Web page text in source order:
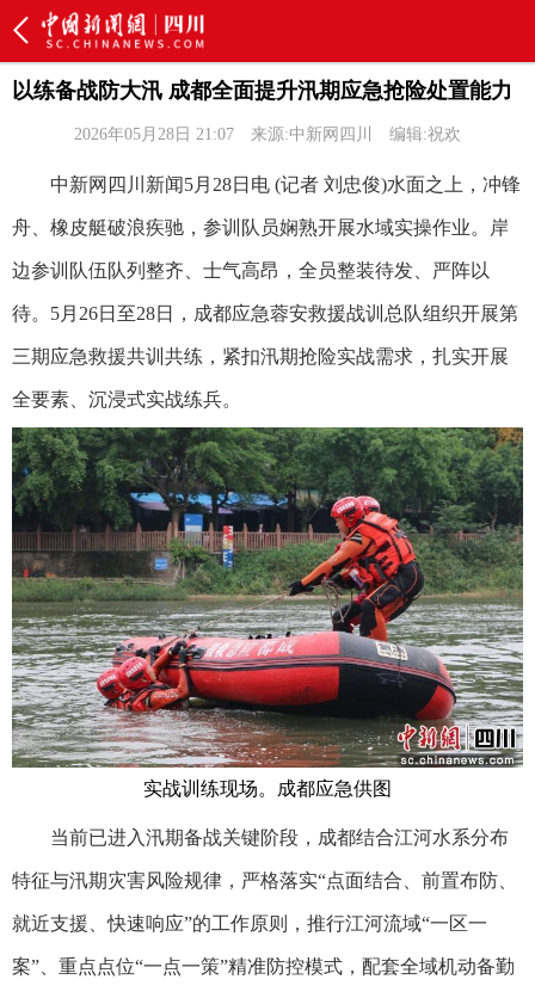
以练备战防大汛 成都全面提升汛期应急抢险处置能力
2026年05月28日 21:07 来源:中新网四川 编辑:祝欢
中新网四川新闻5月28日电 (记者 刘忠俊)水面之上，冲锋
舟、橡皮艇破浪疾驰，参训队员娴熟开展水域实操作业。岸
边参训队伍队列整齐、士气高昂，全员整装待发、严阵以
待。5月26日至28日，成都应急蓉安救援战训总队组织开展第
三期应急救援共训共练，紧扣汛期抢险实战需求，扎实开展
全要素、沉浸式实战练兵。
实战训练现场。成都应急供图
当前已进入汛期备战关键阶段，成都结合江河水系分布
特征与汛期灾害风险规律，严格落实“点面结合、前置布防、
就近支援、快速响应”的工作原则，推行江河流域“一区一
案”、重点点位“一点一策”精准防控模式，配套全域机动备勤